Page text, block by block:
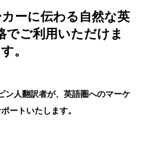
ーに伝わる自然な英
でご利用いただけま
す。
ン人翻訳者が、英語圏へのマーケ
ートいたします。